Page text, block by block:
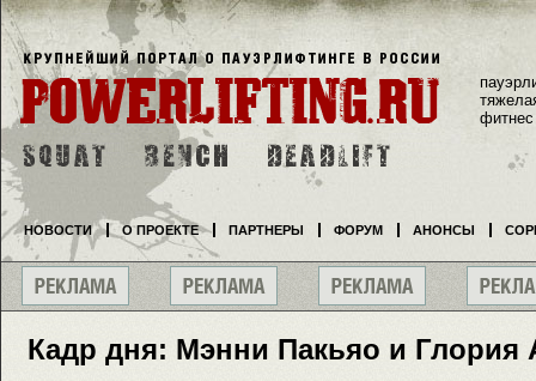
Кадр дня: Мэнни Пакьяо и Глория
фитнес
НОВОСТИ О ПРОЕКТЕ ПАРТНЕРЫ ФОРУМ АНОНСЫ